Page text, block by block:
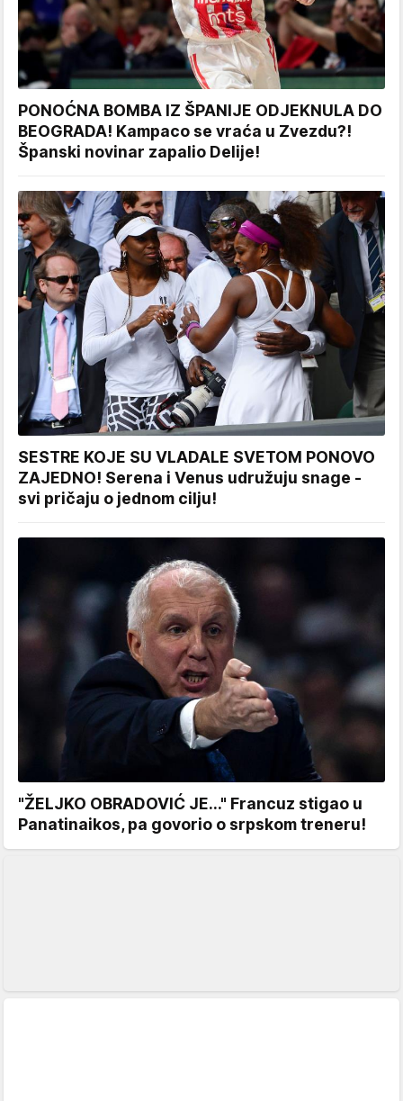
PONOĆNA BOMBA IZ ŠPANIJE ODJEKNULA DO
BEOGRADA! Kampaco se vraća u Zvezdu?!
Španski novinar zapalio Delije!
SESTRE KOJE SU VLADALE SVETOM PONOVO
ZAJEDNO! Serena i Venus udružuju snage -
svi pričaju o jednom cilju!
"ŽELJKO OBRADOVIĆ JE..." Francuz stigao u
Panatinaikos, pa govorio o srpskom treneru!